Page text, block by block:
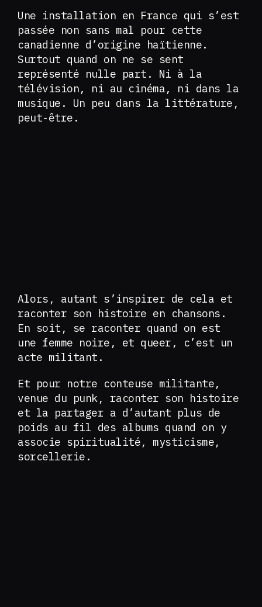
Une installation en France qui s’est
passée non sans mal pour cette
canadienne d’origine haïtienne.
Surtout quand on ne se sent
représenté nulle part. Ni à la
télévision, ni au cinéma, ni dans la
musique. Un peu dans la littérature,
peut-être.
Alors, autant s’inspirer de cela et
raconter son histoire en chansons.
En soit, se raconter quand on est
une femme noire, et queer, c’est un
acte militant.
Et pour notre conteuse militante,
venue du punk, raconter son histoire
et la partager a d’autant plus de
poids au fil des albums quand on y
associe spiritualité, mysticisme,
sorcellerie.